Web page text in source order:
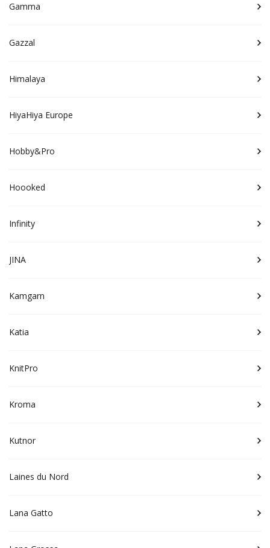
Gamma
Gazzal
Himalaya
HiyaHiya Europe
Hobby&Pro
Hoooked
Infinity
JINA
Kamgarn
Katia
KnitPro
Kroma
Kutnor
Laines du Nord
Lana Gatto